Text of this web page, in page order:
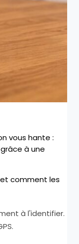
vous hante :
à une
comment les
à l'identifier.